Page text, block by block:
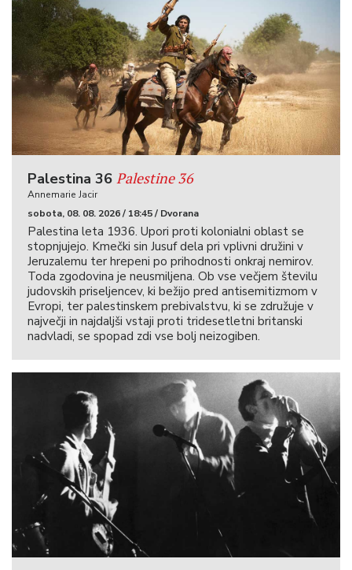
Palestina 36 Palestine 36
Annemarie Jacir
sobota, 08. 08. 2026 / 18:45 / Dvorana
Palestina leta 1936. Upori proti kolonialni oblast se
stopnjujejo. Kmečki sin Jusuf dela pri vplivni družini v
Jeruzalemu ter hrepeni po prihodnosti onkraj nemirov.
Toda zgodovina je neusmiljena. Ob vse večjem številu
judovskih priseljencev, ki bežijo pred antisemitizmom v
Evropi, ter palestinskem prebivalstvu, ki se združuje v
največji in najdaljši vstaji proti tridesetletni britanski
nadvladi, se spopad zdi vse bolj neizogiben.